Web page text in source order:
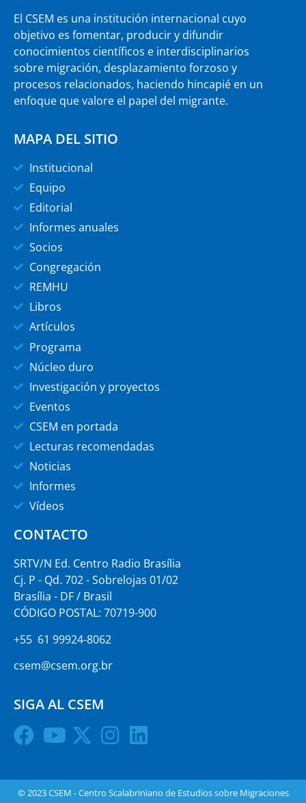
El CSEM es una institución internacional cuyo
objetivo es fomentar, producir y difundir
conocimientos científicos e interdisciplinarios
sobre migración, desplazamiento forzoso y
procesos relacionados, haciendo hincapié en un
enfoque que valore el papel del migrante.
MAPA DEL SITIO
Institucional
Equipo
Editorial
Informes anuales
Socios
Congregación
REMHU
Libros
Artículos
Programa
Núcleo duro
Investigación y proyectos
Eventos
CSEM en portada
Lecturas recomendadas
Noticias
Informes
Vídeos
CONTACTO
SRTV/N Ed. Centro Radio Brasília
Cj. P - Qd. 702 - Sobrelojas 01/02
Brasília - DF / Brasil
CÓDIGO POSTAL: 70719-900
+55 61 99924-8062
csem@csem.org.br
SIGA AL CSEM
© 2023 CSEM - Centro Scalabriniano de Estudios sobre Migraciones